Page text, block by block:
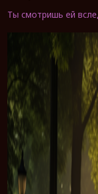
Ты смотришь ей